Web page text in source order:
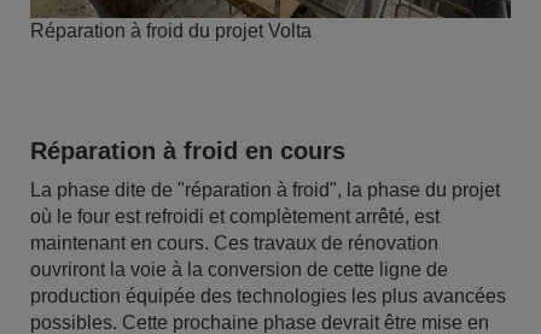
Réparation à froid du projet Volta
Réparation à froid en cours
La phase dite de "réparation à froid", la phase du projet
où le four est refroidi et complètement arrêté, est
maintenant en cours. Ces travaux de rénovation
ouvriront la voie à la conversion de cette ligne de
production équipée des technologies les plus avancées
possibles. Cette prochaine phase devrait être mise en